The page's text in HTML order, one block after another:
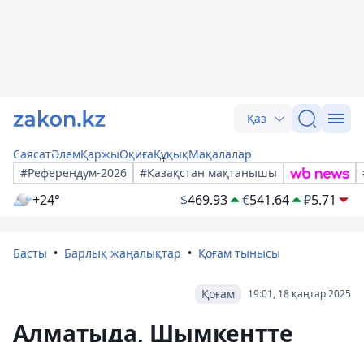
Қаз
СаясатӘлемҚаржыОқиғаҚұқықМақалалар
#Референдум-2026
#Қазақстан мақтанышы
+24° $469.93 €541.64 ₽5.71
Басты Барлық жаңалықтар Қоғам тынысы
19:01, 18 қаңтар 2025
Қоғам
Алматыда, Шымкентте